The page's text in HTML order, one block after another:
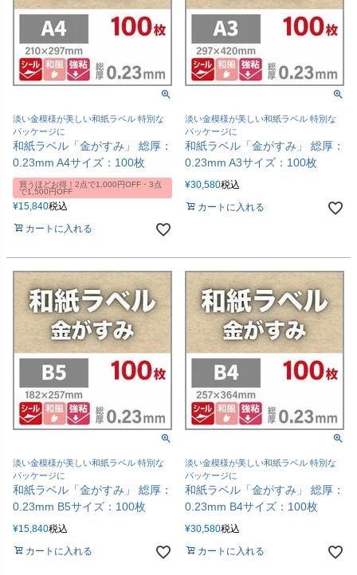
淡い金模様が美しい和紙ラベル 特別な
パッケージに
和紙ラベル「金がすみ」 総厚：
0.23mm A4サイズ：100枚
買うほどお得！2点で1,000円OFF・3点
で1,500円OFF
¥15,840税込
カートに入れる
淡い金模様が美しい和紙ラベル 特別な
パッケージに
和紙ラベル「金がすみ」 総厚：
0.23mm A3サイズ：100枚
¥30,580税込
カートに入れる
淡い金模様が美しい和紙ラベル 特別な
パッケージに
和紙ラベル「金がすみ」 総厚：
0.23mm B5サイズ：100枚
¥15,840税込
カートに入れる
淡い金模様が美しい和紙ラベル 特別な
パッケージに
和紙ラベル「金がすみ」 総厚：
0.23mm B4サイズ：100枚
¥30,580税込
カートに入れる